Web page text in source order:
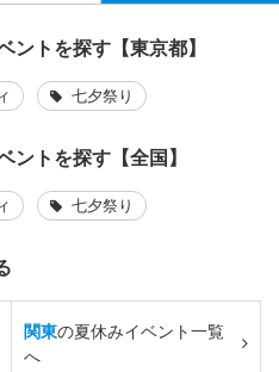
ントを探す【東京都】
七夕祭り
ントを探す【全国】
七夕祭り
関東の夏休みイベント一覧
へ